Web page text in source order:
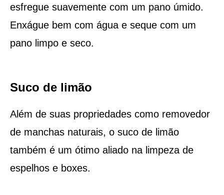
esfregue suavemente com um pano úmido.
Enxágue bem com água e seque com um
pano limpo e seco.
Suco de limão
Além de suas propriedades como removedor
de manchas naturais, o suco de limão
também é um ótimo aliado na limpeza de
espelhos e boxes.